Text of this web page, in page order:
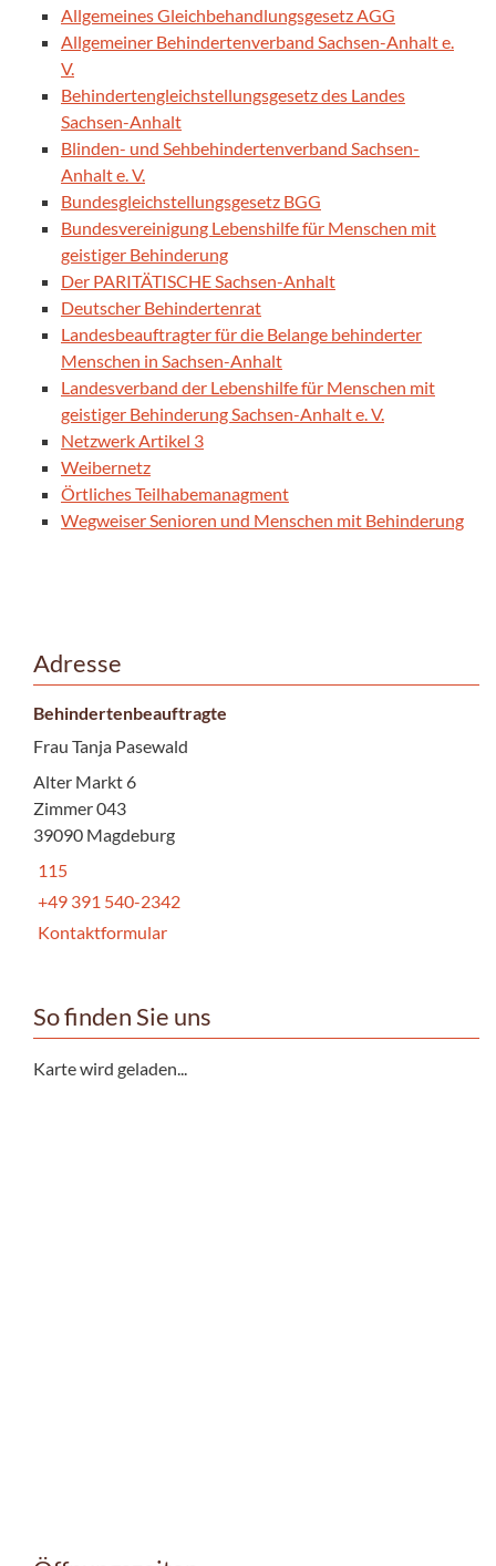
Allgemeines Gleichbehandlungsgesetz AGG
Allgemeiner Behindertenverband Sachsen-Anhalt e.
V.
Behindertengleichstellungsgesetz des Landes
Sachsen-Anhalt
Blinden- und Sehbehindertenverband Sachsen-
Anhalt e. V.
Bundesgleichstellungsgesetz BGG
Bundesvereinigung Lebenshilfe für Menschen mit
geistiger Behinderung
Der PARITÄTISCHE Sachsen-Anhalt
Deutscher Behindertenrat
Landesbeauftragter für die Belange behinderter
Menschen in Sachsen-Anhalt
Landesverband der Lebenshilfe für Menschen mit
geistiger Behinderung Sachsen-Anhalt e. V.
Netzwerk Artikel 3
Weibernetz
Örtliches Teilhabemanagment
Wegweiser Senioren und Menschen mit Behinderung
Adresse
Behindertenbeauftragte
Frau Tanja Pasewald
Alter Markt 6
Zimmer 043
39090 Magdeburg
115
+49 391 540-2342
Kontaktformular
So finden Sie uns
Karte wird geladen...